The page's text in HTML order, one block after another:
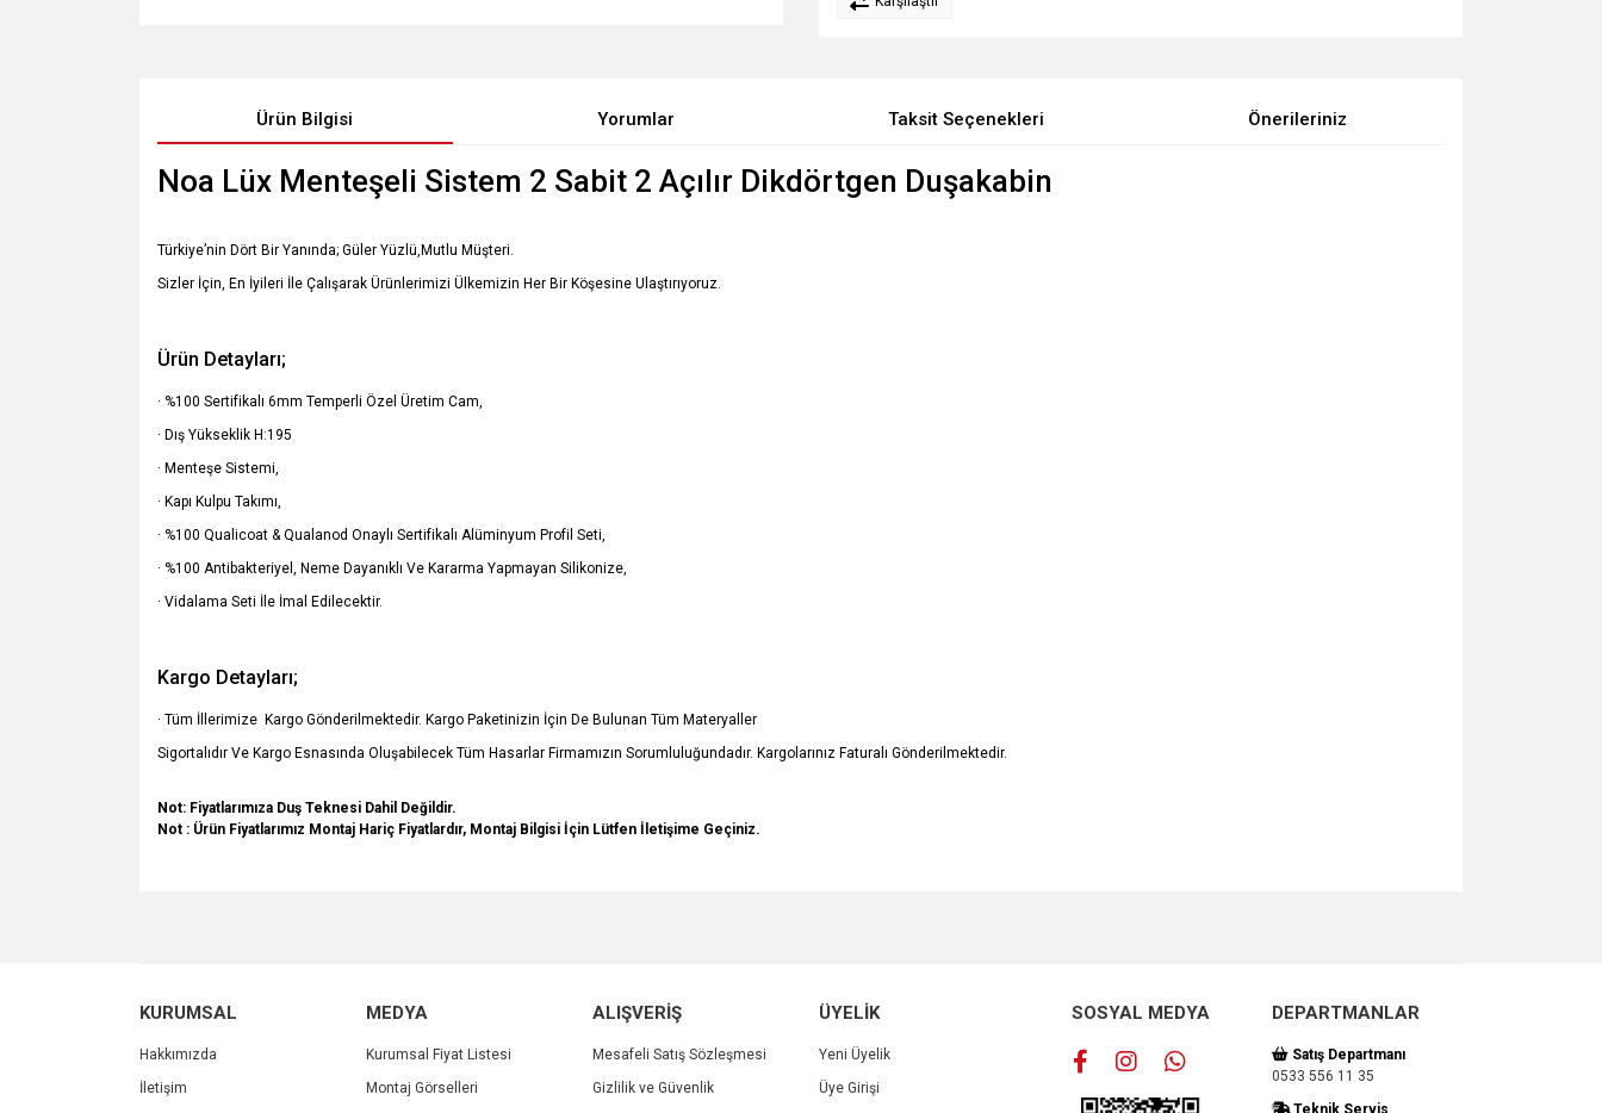
Ürün Bilgisi Yorumlar Taksit Seçenekleri Önerileriniz
Noa Lüx Menteşeli Sistem 2 Sabit 2 Açılır Dikdörtgen Duşakabin
Türkiye’nin Dört Bir Yanında; Güler Yüzlü,Mutlu Müşteri.
Sizler İçin, En İyileri İle Çalışarak Ürünlerimizi Ülkemizin Her Bir Köşesine Ulaştırıyoruz.
Ürün Detayları;
· %100 Sertifikalı 6mm Temperli Özel Üretim Cam,
· Dış Yükseklik H:195
· Menteşe Sistemi,
· Kapı Kulpu Takımı,
· %100 Qualicoat & Qualanod Onaylı Sertifikalı Alüminyum Profil Seti,
· %100 Antibakteriyel, Neme Dayanıklı Ve Kararma Yapmayan Silikonize,
· Vidalama Seti İle İmal Edilecektir.
Kargo Detayları;
· Tüm İllerimize Kargo Gönderilmektedir. Kargo Paketinizin İçin De Bulunan Tüm Materyaller
Sigortalıdır Ve Kargo Esnasında Oluşabilecek Tüm Hasarlar Firmamızın Sorumluluğundadır. Kargolarınız Faturalı Gönderilmektedir.
Not: Fiyatlarımıza Duş Teknesi Dahil Değildir.
Not : Ürün Fiyatlarımız Montaj Hariç Fiyatlardır, Montaj Bilgisi İçin Lütfen İletişime Geçiniz.
Yorum Yaz
Ürün açıklamasında eksik bilgiler bulunuyor.
Ürün bilgilerinde hatalar bulunuyor.
Ürün fiyatı diğer sitelerden daha pahalı.
KURUMSAL
Hakkımızda
İletişim
MEDYA
Kurumsal Fiyat Listesi
Montaj Görselleri
ALIŞVERİŞ
Mesafeli Satış Sözleşmesi
Gizlilik ve Güvenlik
ÜYELİK
Yeni Üyelik
Üye Girişi
SOSYAL MEDYA DEPARTMANLAR
Satış Departmanı
0533 556 11 35
Teknik Servis